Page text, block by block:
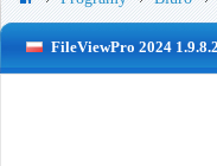
FileViewPro 2024